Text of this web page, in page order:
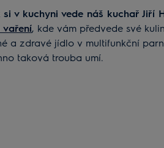
si v kuchyni vede náš kuchař Jiří
vaření, kde vám předvede své
a zdravé jídlo v multifunkční
taková trouba umí.